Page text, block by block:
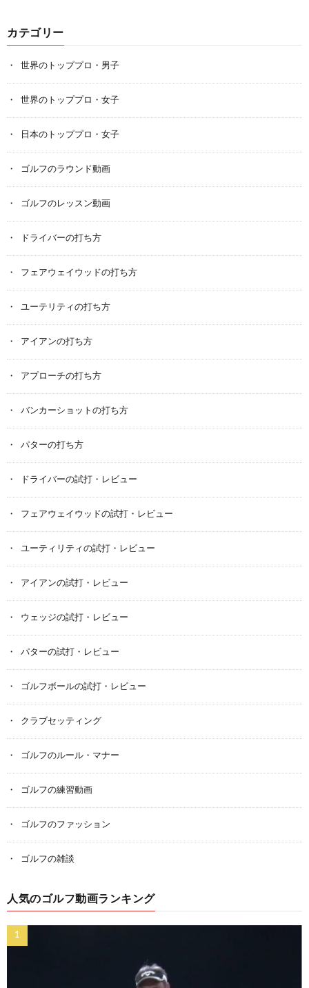
カテゴリー
世界のトッププロ・男子
世界のトッププロ・女子
日本のトッププロ・女子
ゴルフのラウンド動画
ゴルフのレッスン動画
ドライバーの打ち方
フェアウェイウッドの打ち方
ユーテリティの打ち方
アイアンの打ち方
アプローチの打ち方
バンカーショットの打ち方
パターの打ち方
ドライバーの試打・レビュー
フェアウェイウッドの試打・レビュー
ユーティリティの試打・レビュー
アイアンの試打・レビュー
ウェッジの試打・レビュー
パターの試打・レビュー
ゴルフボールの試打・レビュー
クラブセッティング
ゴルフのルール・マナー
ゴルフの練習動画
ゴルフのファッション
ゴルフの雑談
人気のゴルフ動画ランキング